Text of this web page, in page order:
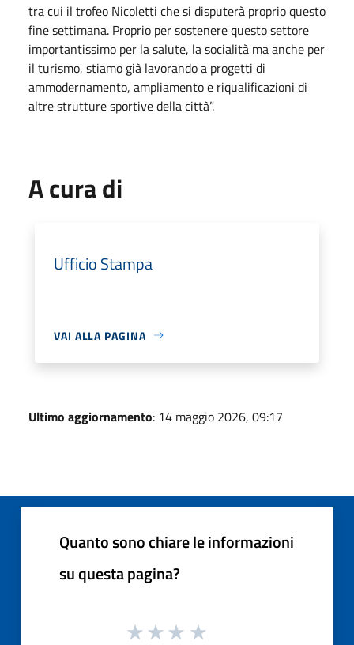
tra cui il trofeo Nicoletti che si disputerà proprio questo
fine settimana. Proprio per sostenere questo settore
importantissimo per la salute, la socialità ma anche per
il turismo, stiamo già lavorando a progetti di
ammodernamento, ampliamento e riqualificazioni di
altre strutture sportive della città”.
A cura di
Ufficio Stampa
VAI ALLA PAGINA
Ultimo aggiornamento: 14 maggio 2026, 09:17
Quanto sono chiare le informazioni
su questa pagina?